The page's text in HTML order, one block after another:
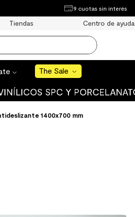
9 cuotas sin interés
Tiendas Centro de ayuda
The Sale
Sale
¿Qué estás buscando?
BUSCADOS
1400x700 mm